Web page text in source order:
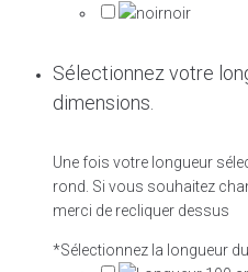
noir
Sélectionnez votre
dimensions.
Une fois votre longueur
rond. Si vous souhaitez
merci de recliquer dessus
*Sélectionnez la longueur